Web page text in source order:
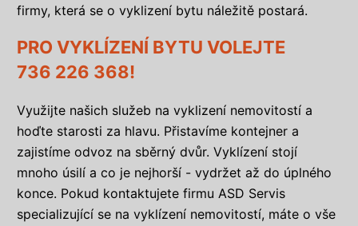
firmy, která se o vyklizení bytu náležitě postará.
PRO VYKLÍZENÍ BYTU VOLEJTE
736 226 368!
Využijte našich služeb na vyklizení nemovitostí a
hoďte starosti za hlavu. Přistavíme kontejner a
zajistíme odvoz na sběrný dvůr. Vyklízení stojí
mnoho úsilí a co je nejhorší - vydržet až do úplného
konce. Pokud kontaktujete firmu ASD Servis
specializující se na vyklízení nemovitostí, máte o vše